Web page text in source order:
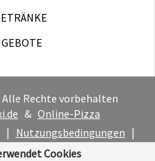
Alle Rechte vorbehalten
& Online-Pizza
| Nutzungsbedingungen |
Cookies